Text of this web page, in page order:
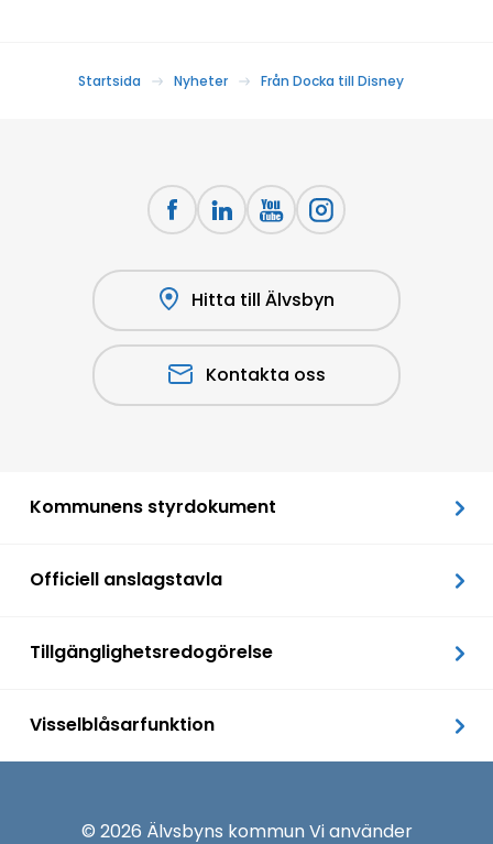
Startsida Nyheter Från Docka till Disney
Hitta till Älvsbyn
Kontakta oss
Kommunens styrdokument
Officiell anslagstavla
Tillgänglighetsredogörelse
Visselblåsarfunktion
© 2026 Älvsbyns kommun Vi använder